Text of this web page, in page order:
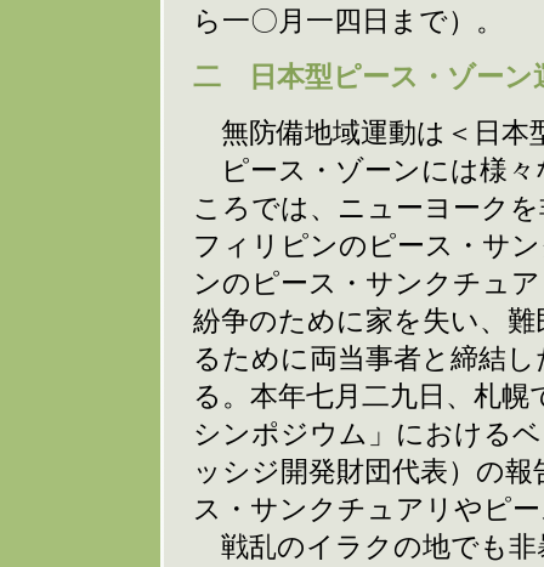
ら一〇月一四日まで）。
二 日本型ピース・ゾーン
無防備地域運動は＜日本
ピース・ゾーンには様々
ころでは、ニューヨーク
フィリピンのピース・サ
ンのピース・サンクチュ
紛争のために家を失い、
るために両当事者と締結
る。本年七月二九日、札
シンポジウム」における
ッシジ開発財団代表）の
ス・サンクチュアリやピ
戦乱のイラクの地でも非